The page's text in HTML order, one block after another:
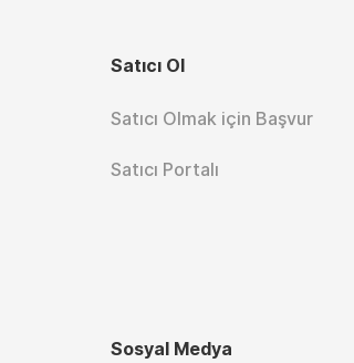
Satıcı Ol
Satıcı Olmak için Başvur
Satıcı Portalı
Sosyal Medya